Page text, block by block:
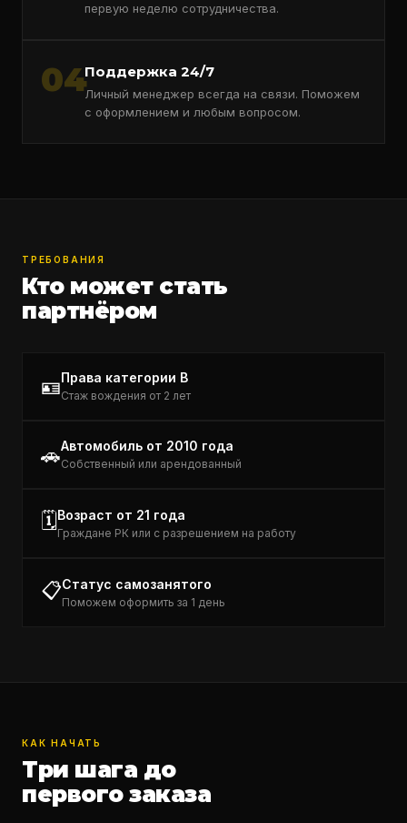
первую неделю сотрудничества.
04Поддержка 24/7
Личный менеджер всегда на связи. Поможем
с оформлением и любым вопросом.
ТРЕБОВАНИЯ
Кто может стать
партнёром
🪪Права категории B
Стаж вождения от 2 лет
🚗Автомобиль от 2010 года
Собственный или арендованный
🗓️Возраст от 21 года
Граждане РК или с разрешением на работу
📋Статус самозанятого
Поможем оформить за 1 день
КАК НАЧАТЬ
Три шага до
первого заказа